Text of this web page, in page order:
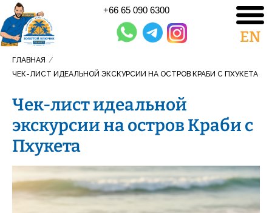
EN
+66 65 090 6300
ГЛАВНАЯ /
ЧЕК-ЛИСТ ИДЕАЛЬНОЙ ЭКСКУРСИИ НА ОСТРОВ КРАБИ С ПХУКЕТА
Чек-лист идеальной
экскурсии на остров Краби с
Пхукета